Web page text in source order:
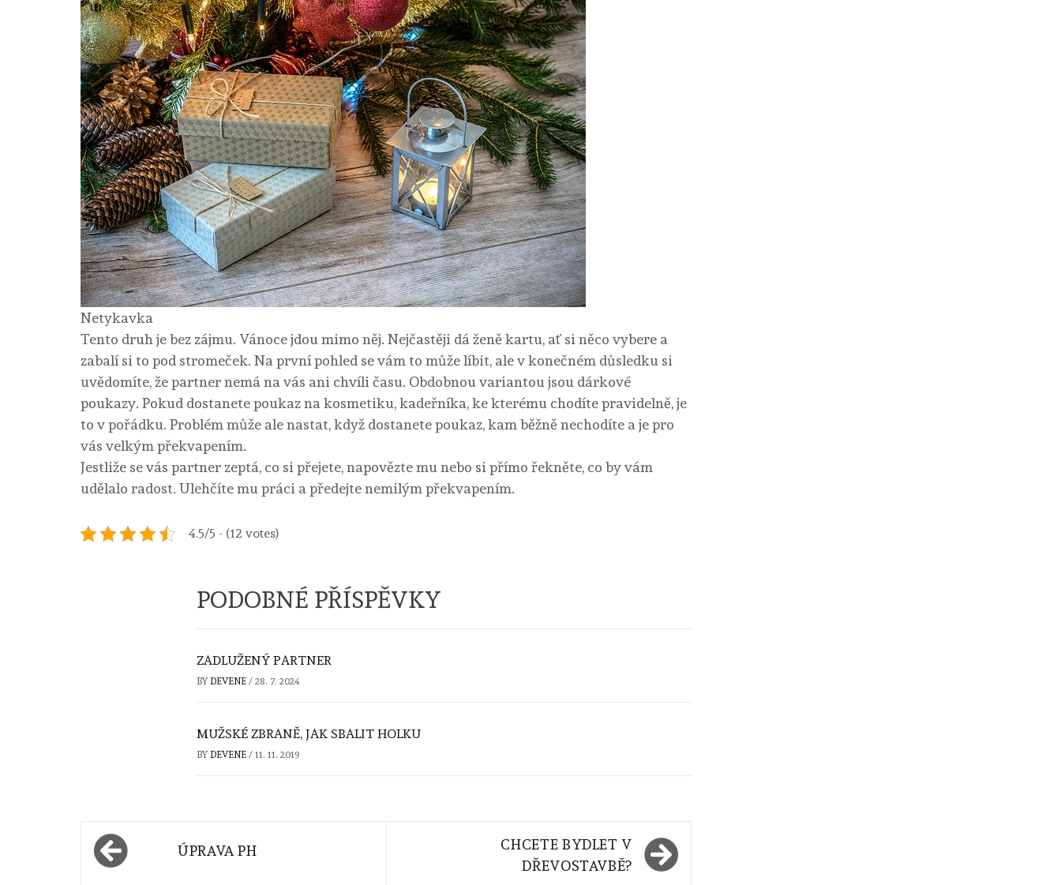
Netykavka
Tento druh je bez zájmu. Vánoce jdou mimo něj. Nejčastěji dá ženě kartu, ať si něco vybere a
zabalí si to pod stromeček. Na první pohled se vám to může líbit, ale v konečném důsledku si
uvědomíte, že partner nemá na vás ani chvíli času. Obdobnou variantou jsou dárkové
poukazy. Pokud dostanete poukaz na kosmetiku, kadeřníka, ke kterému chodíte pravidelně, je
to v pořádku. Problém může ale nastat, když dostanete poukaz, kam běžně nechodíte a je pro
vás velkým překvapením.
Jestliže se vás partner zeptá, co si přejete, napovězte mu nebo si přímo řekněte, co by vám
udělalo radost. Ulehčíte mu práci a předejte nemilým překvapením.
4.5/5 - (12 votes)
PODOBNÉ PŘÍSPĚVKY
ZADLUŽENÝ PARTNER
BY DEVENE / 28. 7. 2024
MUŽSKÉ ZBRANĚ, JAK SBALIT HOLKU
BY DEVENE / 11. 11. 2019
Navigace
pro
ÚPRAVA PH
CHCETE BYDLET V
DŘEVOSTAVBĚ?